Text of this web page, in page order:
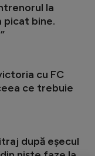
la
picat bine.
cu FC
ce trebuie
după eșecul